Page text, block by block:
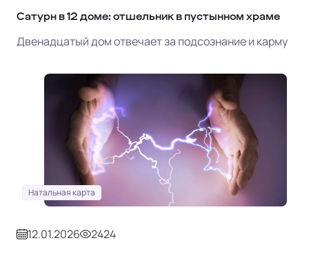
Сатурн в 12 доме: отшельник в пустынном храме
Двенадцатый дом отвечает за подсознание и карму
Натальная карта
12.01.2026 2424